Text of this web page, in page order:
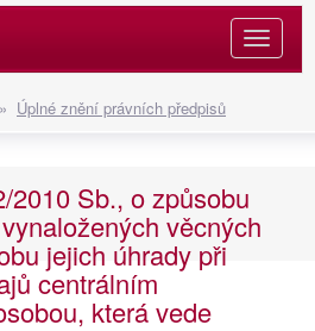
» Úplné znění právních předpisů
2010 Sb., o způsobu
věcných
jejich úhrady při
centrálním
která vede